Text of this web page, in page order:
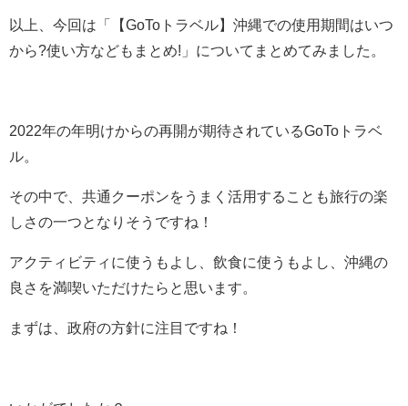
以上、今回は「
【GoToトラベル】沖縄での使用期間はいつ
から?使い方などもまとめ! 」についてまとめてみました。
2022年の年明けからの再開が期待されているGoToトラベ
ル。
その中で、共通クーポンをうまく活用することも旅行の楽
しさの一つとなりそうですね！
アクティビティに使うもよし、飲食に使うもよし、沖縄の
良さを満喫いただけたらと思います。
まずは、政府の方針に注目ですね！